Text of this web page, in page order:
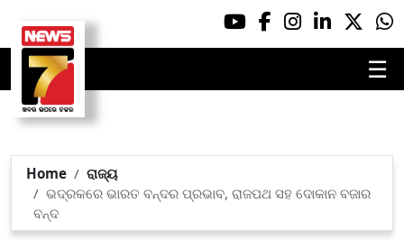
☰
Home
ରାଜ୍ୟ
ଭଦ୍ରକରେ ଭାରତ ବନ୍ଦର ପ୍ରଭାବ, ରାଜପଥ ସହ ଦୋକାନ ବଜାର
ବନ୍ଦ